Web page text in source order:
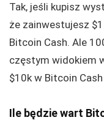
Tak, jeśli kupisz
że zainwestujesz
Bitcoin Cash. Ale
częstym widokiem
$10k w Bitcoin
Ile będzie wart